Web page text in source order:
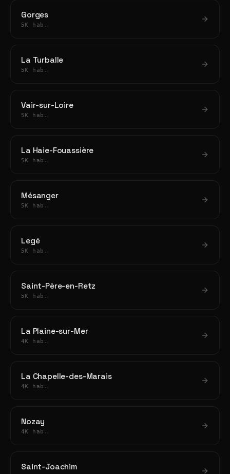
Gorges
5K hab.
La Turballe
5K hab.
Vair-sur-Loire
5K hab.
La Haie-Fouassière
5K hab.
Mésanger
5K hab.
Legé
5K hab.
Saint-Père-en-Retz
5K hab.
La Plaine-sur-Mer
4K hab.
La Chapelle-des-Marais
4K hab.
Nozay
4K hab.
Saint-Joachim